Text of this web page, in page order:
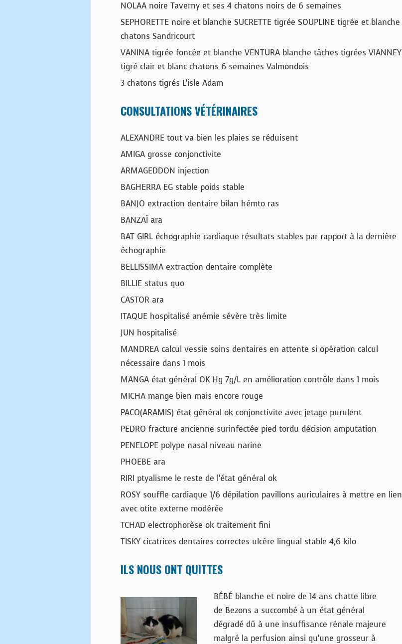
NOLAA noire Taverny et ses 4 chatons noirs de 6 semaines
SEPHORETTE noire et blanche SUCRETTE tigrée SOUPLINE tigrée et blanche
chatons Sandricourt
VANINA tigrée foncée et blanche VENTURA blanche tâches tigrées VIANNEY
tigré clair et blanc chatons 6 semaines Valmondois
3 chatons tigrés L’isle Adam
CONSULTATIONS VÉTÉRINAIRES
ALEXANDRE tout va bien les plaies se réduisent
AMIGA grosse conjonctivite
ARMAGEDDON injection
BAGHERRA EG stable poids stable
BANJO extraction dentaire bilan hémto ras
BANZAÏ ara
BAT GIRL échographie cardiaque résultats stables par rapport à la dernière
échographie
BELLISSIMA extraction dentaire complète
BILLIE status quo
CASTOR ara
ITAQUE hospitalisé anémie sévère très limite
JUN hospitalisé
MANDREA calcul vessie soins dentaires en attente si opération calcul
nécessaire dans 1 mois
MANGA état général OK Hg 7g/L en amélioration contrôle dans 1 mois
MICHA mange bien mais encore rouge
PACO(ARAMIS) état général ok conjonctivite avec jetage purulent
PEDRO fracture ancienne surinfectée pied tordu décision amputation
PENELOPE polype nasal niveau narine
PHOEBE ara
RIRI ptyalisme le reste de l’état général ok
ROSY souffle cardiaque 1/6 dépilation pavillons auriculaires à mettre en lien
avec otite externe modérée
TCHAD electrophorèse ok traitement fini
TISKY cicatrices dentaires correctes ulcère lingual stable 4,6 kilo
ILS NOUS ONT QUITTES
BÉBÉ blanche et noire de 14 ans chatte libre
de Bezons a succombé à un état général
dégradé dû à une insuffisance rénale majeure
malgré la perfusion ainsi qu’une grosseur à